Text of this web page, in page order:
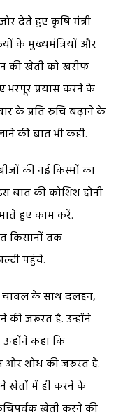
देते हुए कृषि मंत्री
के मुख्यमंत्रियों और
की खेती को खरीफ
प्रयास करने के
के प्रति रुचि बढ़ाने के
की बात भी कही.
की नई किस्मों का
बात की कोशिश होनी
हुए काम करें.
किसानों तक
पहुंचे.
चावल के साथ दलहन,
की जरूरत है. उन्होंने
कहा कि
शोध की जरूरत है.
खेतों में ही करने के